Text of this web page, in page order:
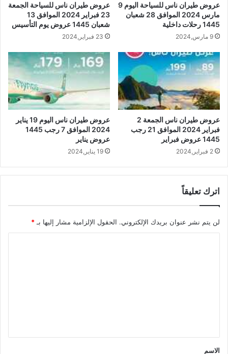
عروض طيران ناس للسياحة اليوم 9
مارس 2024 الموافق 28 شعبان
1445 رحلات داخلية
9 مارس,2024
عروض طيران ناس للسياحة الجمعة
23 فبراير 2024 الموافق 13
شعبان 1445 عروض يوم التأسيس
23 فبراير,2024
عروض طيران ناس الجمعة 2
فبراير 2024 الموافق 21 رجب
1445 عروض فبراير
2 فبراير,2024
عروض طيران ناس اليوم 19 يناير
2024 الموافق 7 رجب 1445
عروض يناير
19 يناير,2024
اترك تعليقاً
لن يتم نشر عنوان بريدك الإلكتروني. الحقول الإلزامية مشار إليها بـ*
*
الاسم